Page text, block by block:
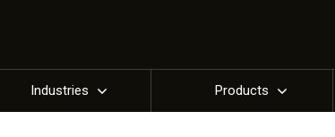
Industries Products